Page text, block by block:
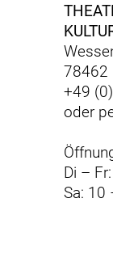
78462
+49
oder
Di –
Sa: 10